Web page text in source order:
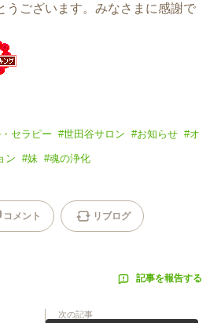
うございます。みなさまに感謝で
セラピー #世田谷サロン #お知らせ #オ
ン #妹 #魂の浄化
コメント リブログ
記事を報告する
次の記事